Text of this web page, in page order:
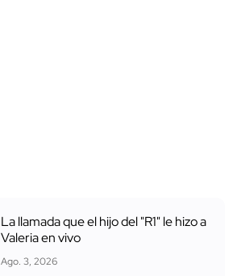
La llamada que el hijo del "R1" le hizo a
Valeria en vivo
Ago. 3, 2026